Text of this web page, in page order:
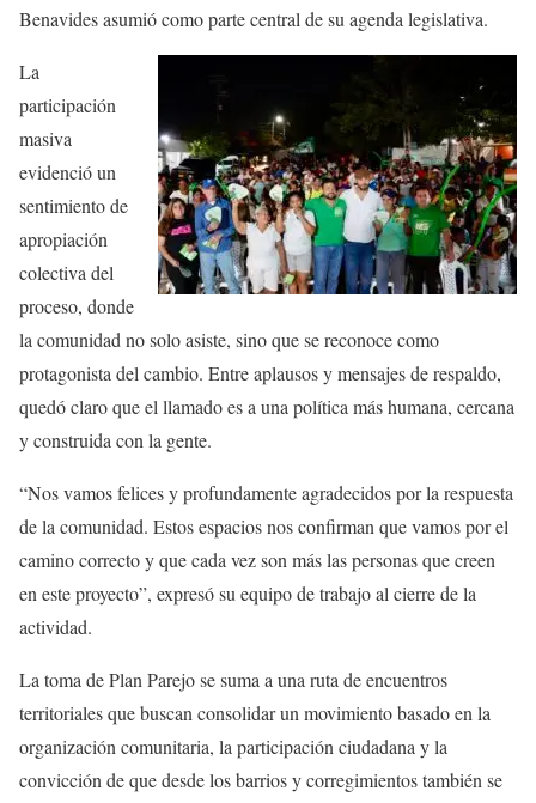
Benavides asumió como parte central de su agenda legislativa.
La
participación
masiva
evidenció un
sentimiento de
apropiación
colectiva del
proceso, donde
la comunidad no solo asiste, sino que se reconoce como
protagonista del cambio. Entre aplausos y mensajes de respaldo,
quedó claro que el llamado es a una política más humana, cercana
y construida con la gente.
“Nos vamos felices y profundamente agradecidos por la respuesta
de la comunidad. Estos espacios nos confirman que vamos por el
camino correcto y que cada vez son más las personas que creen
en este proyecto”, expresó su equipo de trabajo al cierre de la
actividad.
La toma de Plan Parejo se suma a una ruta de encuentros
territoriales que buscan consolidar un movimiento basado en la
organización comunitaria, la participación ciudadana y la
convicción de que desde los barrios y corregimientos también se